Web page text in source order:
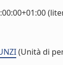
(Unità di